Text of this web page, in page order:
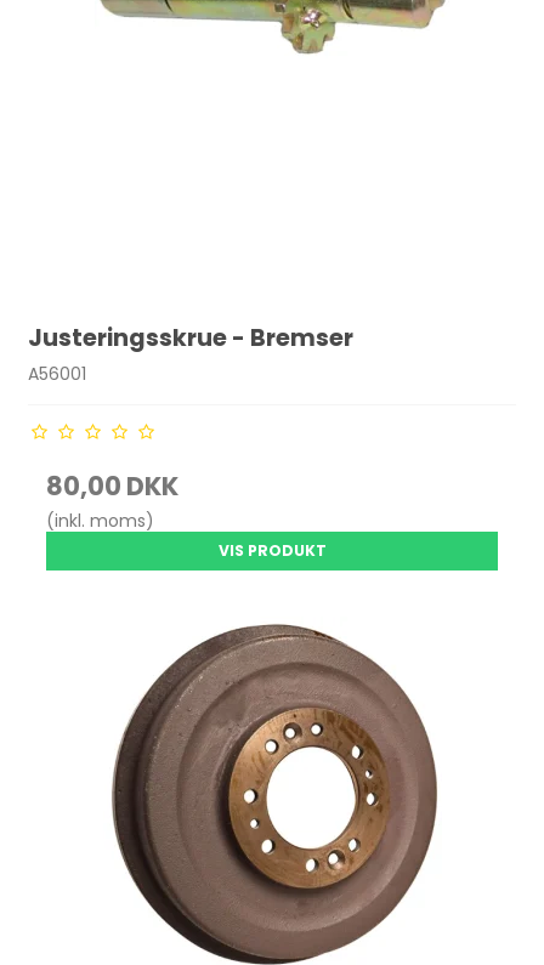
Justeringsskrue - Bremser
A56001
80,00 DKK
(inkl. moms)
VIS PRODUKT